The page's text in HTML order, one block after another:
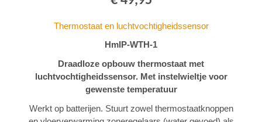
Thermostaat en luchtvochtigheidssensor
HmIP-WTH-1
Draadloze opbouw thermostaat met
luchtvochtigheidssensor. Met instelwieltje voor
gewenste temperatuur
Werkt op batterijen. Stuurt zowel thermostaatknoppen